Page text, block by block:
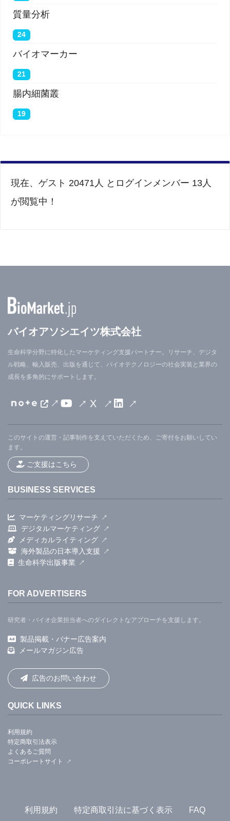
質量分析
24
バイオマーカー
21
腸内細菌叢
19
現在、ゲスト 20471人 とログインメンバー 13人
が閲覧中！
バイオアソシエイツ株式会社
生命科学分野に特化したマーケティング支援パートナー。リサーチ、デジタ
ル戦略、輸入販売、出版を通じて、バイオテクノロジーの社会実装と業界の
成長を多角的にサポートします。
X
このサイトの運営・記事制作を支えていただくため、ご寄付をお願いしてい
ます。
ご支援はこちら
BUSINESS SERVICES
マーケティングリサーチ
デジタルマーケティング
メディカルライティング
海外製品の日本導入支援
生命科学出版事業
FOR ADVERTISERS
研究者・バイオ企業担当者へのダイレクトなアプローチを支援します。
製品掲載・バナー広告案内
メールマガジン広告
広告のお問い合わせ
QUICK LINKS
利用規約
特定商取引法表示
よくあるご質問
コーポレートサイト
利用規約 特定商取引法に基づく表示 FAQ